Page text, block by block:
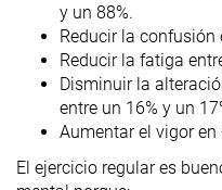
y un 88%.
Reducir la confusión
Reducir la fatiga
Disminuir la
entre un 16% y un
Aumentar el vigor en
El ejercicio regular es